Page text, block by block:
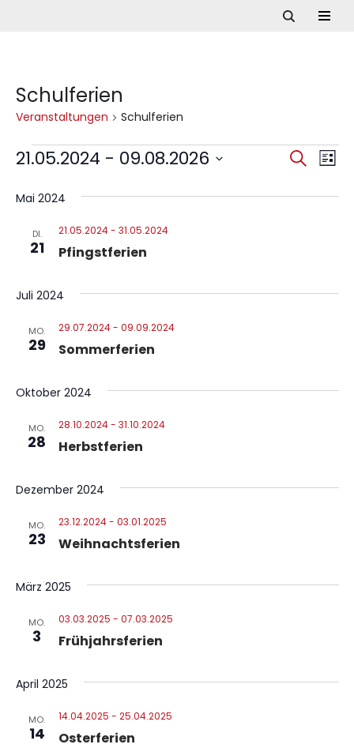
Schulferien
Veranstaltungen Schulferien
Suche
SucheListe
21.05.2024 - 09.08.2026
wählen.
Mai 2024
DI.
21 Pfingstferien
21.05.2024- 31.05.2024
Juli 2024
MO.
29 Sommerferien
29.07.2024- 09.09.2024
Oktober 2024
MO.
28 Herbstferien
28.10.2024- 31.10.2024
Dezember 2024
MO.
23 Weihnachtsferien
23.12.2024- 03.01.2025
März 2025
MO.
3 Frühjahrsferien
03.03.2025 - 07.03.2025
April 2025
MO.
14 Osterferien
14.04.2025 - 25.04.2025